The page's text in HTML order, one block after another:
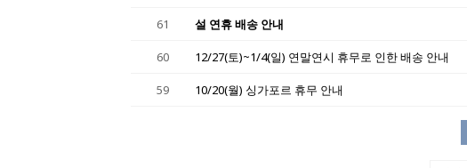
61 설 연휴 배송 안내
60 12/27(토)~1/4(일) 연말연시 휴무로 인한 배송 안내
59 10/20(월) 싱가포르 휴무 안내